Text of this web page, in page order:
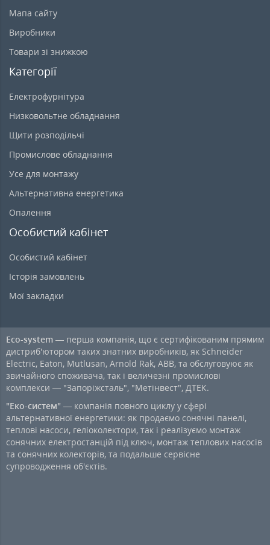
Мапа сайту
Виробники
Товари зі знижкою
Категорії
Електрофурнітура
Низковольтне обладнання
Щити розподільчі
Промислове обладнання
Усе для монтажу
Альтернативна енергетика
Опалення
Особистий кабінет
Особистий кабінет
Історія замовлень
Мої закладки
Eco-system — перша компанія, що є сертифікованим прямим
дистриб'ютором таких знатних виробників, як Schneider
Electric, Eaton, Mutlusan, Arnold Rak, ABB, та обслуговуює як
звичайного споживача, так і величезні промислові
комплекси — "Запоріжсталь", "Метінвест", ДТЕК.
"Еко-систем" — компанія повного циклу у сфері
альтернативної енергетики: як продаємо сонячні панелі,
теплові насоси, геліоколектори, так і реалізуємо монтаж
сонячних електростанцій під ключ, монтаж теплових насосів
та сонячних колекторів, та подальше сервісне
супроводження об'єктів.